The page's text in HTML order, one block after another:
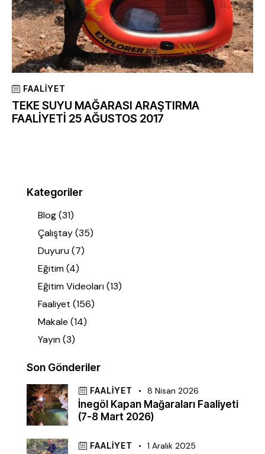
FAALIYET
TEKE SUYU MAĞARASI ARAŞTIRMA
FAALİYETİ 25 AĞUSTOS 2017
Kategoriler
Blog(31)
Çalıştay(35)
Duyuru(7)
Eğitim(4)
Eğitim Videoları(13)
Faaliyet (156)
Makale (14)
Yayın(3)
Son Gönderiler
FAALIYET 8 Nisan 2026
İnegöl Kapan Mağaraları Faaliyeti
(7-8 Mart 2026)
FAALIYET 1 Aralık 2025